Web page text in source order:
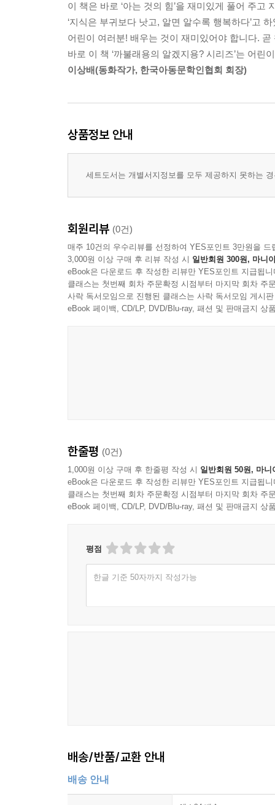
까불래용
안녕? 나는 ‘까불래용’이라고 해. 모르는 사람들은
돌연변이 카멜레온이라고 생각하지만 이래 봬도
뼈대 있는 가문에서 태어났다는 얘기야. 나는 변신
몸의 색깔은 물론이고 모양도 자유자재로 바꿀 수
그러니 재미있게 책을 보다가 깜빡하고 침 흘리거
꼬불래용
잠자리는 영어로 드래곤플라이(dragonfly)라고 하
용이라는 뜻이잖아. 내 이름이 용으로 끝나는 이유
그러니까 놀리지 말고 내 이름을 잘 기억해 두렴.
알겠지용?
1권 독님만세 : 호기심과 학습을 동시에 채울 수 있
개를 기르기 싫다고 말하는 엄마, 아빠가 이 책을
2권 엄마몰래 PC방 : 컴퓨터와 쉽게 친해질 수 있는
세상에 태어난 지 겨우 60년밖에 되지 않았는데
그것이 무엇인지 누구나 곧바로 대답할 것이다. 컴
컴퓨터를 사용할 줄 모르는 사람을 컴맹이라
어린아이들이라도 컴맹에서 탈출하게 만들어 준다.
《싸도 돼 男 거울 봐 女》는 바로 이런 추억 만들
특히 ‘우주에서는 어떻게 화장실을 사용하는가
친절하게 설명하며 학습으로까지 이어준다.
이 책은 바로 ‘아는 것의 힘’을 재미있게 풀어 주고
‘지식은 부귀보다 낫고, 알면 알수록 행복하다’고
어린이 여러분! 배우는 것이 재미있어야 합니다.
바로 이 책 ‘까불래용의 알겠지용? 시리즈’는 어린
이상배(동화작가, 한국아동문학인협회 회장)
상품정보 안내
세트도서는 개별서지정보를 모두 제공하지 못하는
회원리뷰 (0건)
매주 10건의 우수리뷰를 선정하여 YES포인트 3만원을 드
3,000원 이상 구매 후 리뷰 작성 시 일반회원 300원, 마니
eBook은 다운로드 후 작성한 리뷰만 YES포인트 지급됩니
클래스는 첫번째 회차 주문확정 시점부터 마지막 회차 주
사락 독서모임으로 진행된 클래스는 사락 독서모임 게시
eBook 페이백, CD/LP, DVD/Blu-ray, 패션 및 판매금지 상
한줄평 (0건)
1,000원 이상 구매 후 한줄평 작성 시 일반회원 50원, 마니
eBook은 다운로드 후 작성한 리뷰만 YES포인트 지급됩니
클래스는 첫번째 회차 주문확정 시점부터 마지막 회차 주
eBook 페이백, CD/LP, DVD/Blu-ray, 패션 및 판매금지 상
평점
한글 기준 50자까지 작성가능
배송/반품/교환 안내
배송 안내